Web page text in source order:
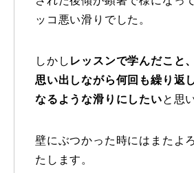
最新レッスン動画
コブ斜面の滑り方解説動画
ッコ悪い滑 りでした。
しかし レッスンで学んだこと
思い出しながら何回も繰り返
なるような滑りにしたいと思
壁にぶつかった時にはまたよ
たします。